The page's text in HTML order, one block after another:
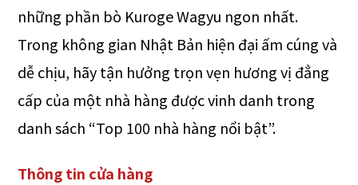
những phần bò Kuroge Wagyu ngon nhất.
Trong không gian Nhật Bản hiện đại ấm cúng và
dễ chịu, hãy tận hưởng trọn vẹn hương vị đẳng
cấp của một nhà hàng được vinh danh trong
danh sách “Top 100 nhà hàng nổi bật”.
Thông tin cửa hàng